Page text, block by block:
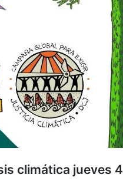
climática jueves 4